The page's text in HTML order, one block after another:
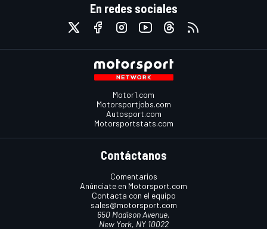
En redes sociales
Motor1.com
Motorsportjobs.com
Autosport.com
Motorsportstats.com
Contáctanos
Comentarios
Anúnciate en Motorsport.com
Contacta con el equipo
sales@motorsport.com
650 Madison Avenue,
New York, NY 10022